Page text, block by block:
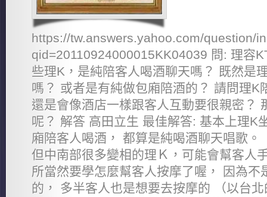
https://tw.answers.yahoo.com/question/
qid=20110924000015KK04039 問: 理容
些理K，是純陪客人喝酒聊天嗎？ 既然是
嗎？ 或者是有純做包廂陪酒的？ 請問理K
還是會像酒店一樣跟客人互動要很親密？
呢？ 解答 高田立生 最佳解答: 基本上理K
廂陪客人喝酒， 都算是純喝酒聊天唱歌。
但中南部很多變相的理Ｋ，可能會幫客人
所當然要學怎麼幫客人按摩了喔， 因為不
的， 多半客人也是想要去按摩的 （以台